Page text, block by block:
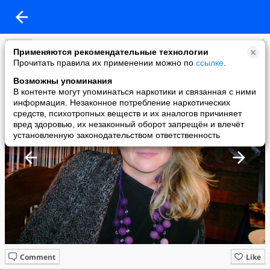
Применяются рекомендательные технологии
Прочитать правила их применении можно по ссылке
Возможны упоминания
В контенте могут упоминаться наркотики и связанная с ними
информация. Незаконное потребление наркотических
средств, психотропных веществ и их аналогов причиняет
вред здоровью, их незаконный оборот запрещён и влечёт
установленную законодательством ответственность
оксана кардымон
added a photo
10 Jul в 13:53
Like
Comment